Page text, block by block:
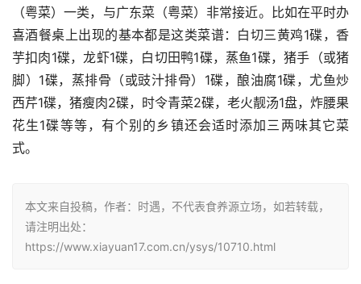
（粤菜）一类，与广东菜（粤菜）非常接近。比如在平时办
喜酒餐桌上出现的基本都是这类菜谱：白切三黄鸡1碟，香
芋扣肉1碟，龙虾1碟，白切田鸭1碟，蒸鱼1碟，猪手（或猪
脚）1碟，蒸排骨（或豉汁排骨）1碟，酿油腐1碟，尤鱼炒
西芹1碟，猪瘦肉2碟，时令青菜2碟，老火靓汤1盘，炸腰果
花生1碟等等，有个别的乡镇还会适时添加三两味其它菜
式。
本文来自投稿，作者：时遇，不代表食养源立场，如若转载，
请注明出处：
https://www.xiayuan17.com.cn/ysys/10710.html